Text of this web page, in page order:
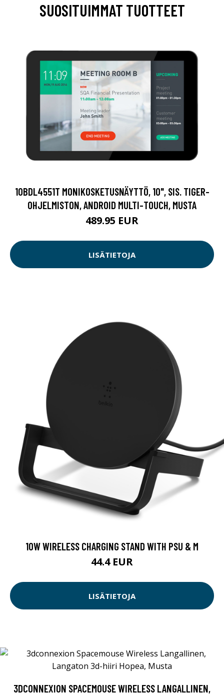
SUOSITUIMMAT TUOTTEET
10BDL4551T MONIKOSKETUSNÄYTTÖ, 10", SIS. TIGER-
OHJELMISTON, ANDROID MULTI-TOUCH, MUSTA
489.95 EUR
LISÄTIETOJA
10W WIRELESS CHARGING STAND WITH PSU & M
44.4 EUR
LISÄTIETOJA
3DCONNEXION SPACEMOUSE WIRELESS LANGALLINEN,